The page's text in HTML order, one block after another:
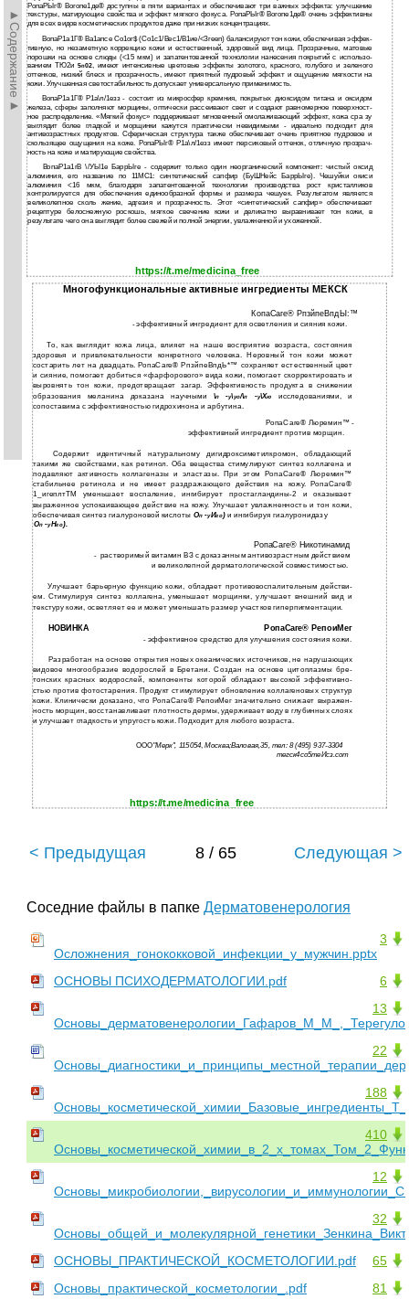
►Содержание►
РопаРЫг® Вогопе1де® доступны в пяти вариантах и обеспечивают три важных эффекта: улучшение
текстуры, матирующие свойства и эффект мягкого фокуса. РопаРЫг® Вогопе1де® очень эффективны
для всех видов косметических продуктов даже при низких концентрациях.
ВопаР1а1Г® Ва1апсе Со1ог$ (Со1с1/Вес1/В1ие/<Згееп) балансируют тон кожи, обеспечивая эффек­
тивную, но незаметную коррекцию кожи и естественный, здоровый вид лица. Прозрачные, матовые
порошки на основе слюды (<15 мкм) и запатентованной технологии нанесения покрытий с использо­
ванием ТЮ2и 5п02, имеют интенсивные цветовые эффекты золотого, красного, голубого и зеленого
оттенков, низкий блеск и прозрачность, имеют приятный пудровый эффект и ощущение мягкости на
кожи. Улучшенная светостабильность допускает универсальную применимость.
ВопаР1а1Г® Р1а\л/1езз - состоит из микросфер кремния, покрытых диоксидом титана и оксидом
железа, сферы заполняют морщины, оптически рассеивают свет и создают равномерное поверхност­
ное распределение. «Мягкий фокус» поддерживает мгновенный омолаживающий эффект, кожа сра­ зу
выглядит более гладкой и морщинки кажутся практически невидимыми - идеально подходит для
антивозрастных продуктов. Сферическая структура также обеспечивает очень приятное пудровое и
скользящее ощущения на коже. РопаРЫг® Р1а\л/1езз имеет персиковый оттенок, отличную прозрач­
ность на коже и матирующие свойства.
ВопаР1а1гВ \/УЫ1е БаррЫге - содержит только один неорганический компонент: чистый оксид
алюминия, его название по 11МС1: синтетический сапфир (БуШНейс БаррЫге). Чешуйки окиси
алюминия <16 мкм, благодаря запатентованной технологии производства рост кристалликов
контролируется для обеспечения единообразной формы и размера чешуек. Результатом является
великолепное сколь­ жение, адгезия и прозрачность. Этот «синтетический сапфир» обеспечивает
рецептуре белоснежную роскошь, мягкое свечение кожи и деликатно выравнивает тон кожи, в
результате чего она выглядит более свежей и полной энергии, увлажненной и ухоженной.
https://t.me/medicina_free
Многофункциональные активные ингредиенты МЕКСК
КопаСаге® РпзйпеВпдЫ:™
- эффективный ингредиент для осветления и сияния кожи.
То, как выглядит кожа лица, влияет на наше восприятие возраста, состояния
здоровья и привлекательности конкретного человека. Неровный тон кожи может
состарить лет на двадцать. РопаСаге® РпзйпеВпдЬ*™ сохраняет естественный цвет
и сияние, помогает добиться «фарфорового» вида кожи, помогает скорректировать и
выровнять тон кожи, предотвращает загар. Эффективность продукта в снижении
образования меланина доказана научными \п-у\уо/\п -у\Хю исследованиями, и
сопоставима с эффективностью гидрохинона и арбутина.
РопаСаге® Люремин™ -
эффективный ингредиент против морщин.
Содержит идентичный натуральному дигидроксиметилкромон, обладающий
такими же свойствами, как ретинол. Оба вещества стимулируют синтез коллагена и
подавляют активность коллагеназы и эластазы. При этом РопаСаге® Люремин™
стабильнее ретинола и не имеет раздражающего действия на кожу. РопаСаге®
1_игеплтТМ уменьшает воспаление, ингибирует простагландины-2 и оказывает
выраженное успокаивающее действие на кожу. Улучшает увлажненность и тон кожи,
обеспечивая синтез гиалуроновой кислоты Оп-уИго) и ингибируя гиалуронидазу
Оп-уНго).
РопаСаге® Никотинамид
- растворимый витамин ВЗ с доказанным антивозрастным действием
и великолепной дерматологической совместимостью.
Улучшает барьерную функцию кожи, обладает противовоспалительным действи­
ем. Стимулируя синтез коллагена, уменьшает морщинки, улучшает внешний вид и
текстуру кожи, осветляет ее и может уменьшать размер участков гиперпигментации.
НОВИНКА РопаСаге® РепоиМег
- эффективное средство для улучшения состояния кожи.
Разработан на основе открытия новых океанических источников, не нарушающих
видовое многообразие водорослей в Бретани. Создан на основе цитоплазмы бре­
тонских красных водорослей, компоненты которой обладают высокой эффективно­
стью против фотостарения. Продукт стимулирует обновление коллагеновых структур
кожи. Клинически доказано, что РопаСаге® РепоиМег значительно снижает выражен­
ность морщин, восстанавливает плотность дермы, удерживает воду в глубинных слоях
и улучшает гладкость и упругость кожи. Подходит для любого возраста.
ООО"Мерк", 115054 ,Москва;Валовая,35, тел: 8 (495) 937-3304
тегск4со5теИсз.сот
https://t.me/medicina_free
< Предыдущая 8 / 65 Следующая >
Соседние файлы в папке Дерматовенерология
3
Осложнения_гонококковой_инфекции_у_мужчин.pptx
6
ОСНОВЫ ПСИХОДЕРМАТОЛОГИИ.pdf
13
22
188
410
12
32
65
ОСНОВЫ_ПРАКТИЧЕСКОЙ_КОСМЕТОЛОГИИ.pdf
81
Основы_практической_косметологии_.pdf